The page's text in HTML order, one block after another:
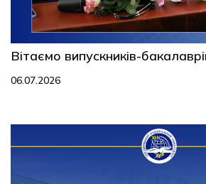
Вітаємо випускників-
06.07.2026